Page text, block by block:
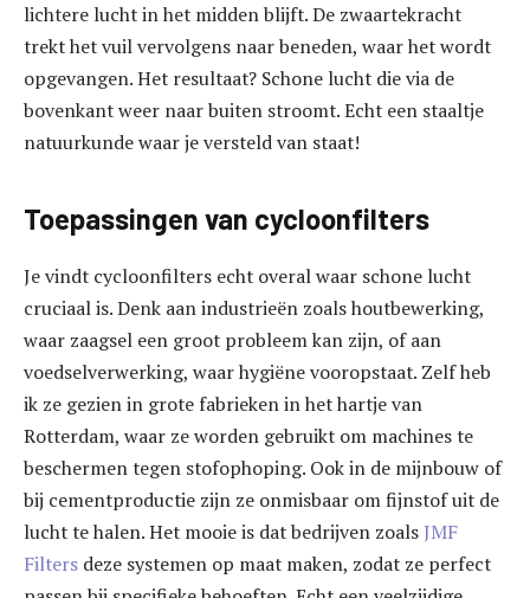
lichtere lucht in het midden blijft. De zwaartekracht
trekt het vuil vervolgens naar beneden, waar het wordt
opgevangen. Het resultaat? Schone lucht die via de
bovenkant weer naar buiten stroomt. Echt een staaltje
natuurkunde waar je versteld van staat!
Toepassingen van cycloonfilters
Je vindt cycloonfilters echt overal waar schone lucht
cruciaal is. Denk aan industrieën zoals houtbewerking,
waar zaagsel een groot probleem kan zijn, of aan
voedselverwerking, waar hygiëne vooropstaat. Zelf heb
ik ze gezien in grote fabrieken in het hartje van
Rotterdam, waar ze worden gebruikt om machines te
beschermen tegen stofophoping. Ook in de mijnbouw of
bij cementproductie zijn ze onmisbaar om fijnstof uit de
lucht te halen. Het mooie is dat bedrijven zoals JMF
Filters deze systemen op maat maken, zodat ze perfect